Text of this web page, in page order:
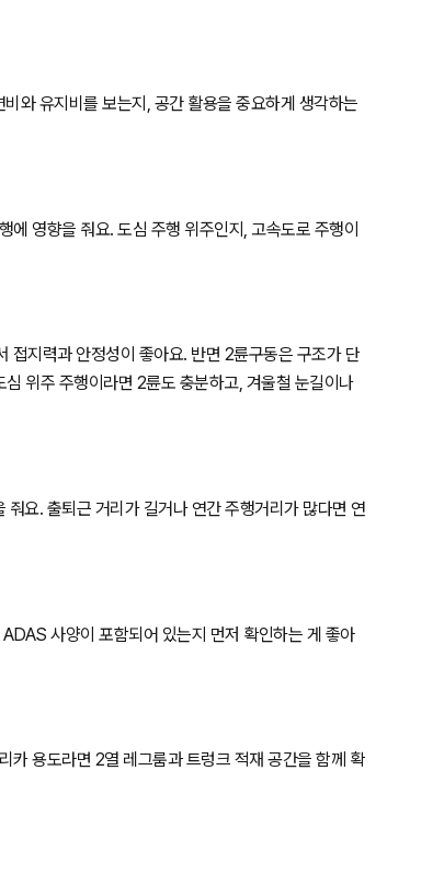
와 유지비를 보는지, 공간 활용을 중요하게 생각하는
영향을 줘요. 도심 주행 위주인지, 고속도로 주행이
접지력과 안정성이 좋아요. 반면 2륜구동은 구조가 단
위주 주행이라면 2륜도 충분하고, 겨울철 눈길이나
요. 출퇴근 거리가 길거나 연간 주행거리가 많다면 연
사양이 포함되어 있는지 먼저 확인하는 게 좋아
카 용도라면 2열 레그룸과 트렁크 적재 공간을 함께 확